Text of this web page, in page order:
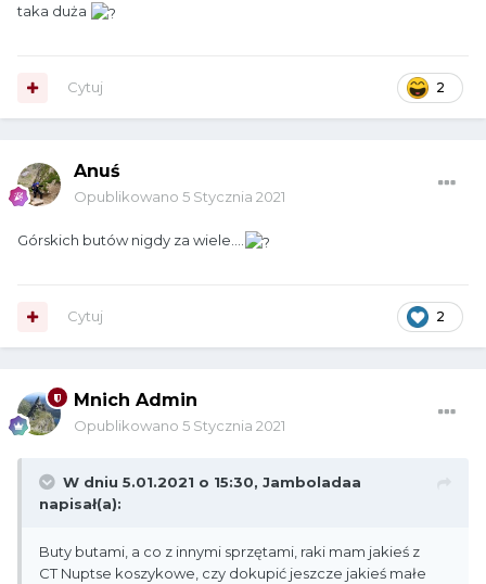
taka duża
2
Cytuj
Anuś
Opublikowano 5 Stycznia 2021
Górskich butów nigdy za wiele....
2
Cytuj
Mnich Admin
Opublikowano 5 Stycznia 2021
W dniu 5.01.2021 o 15:30, Jamboladaa
napisał(a):
Buty butami, a co z innymi sprzętami, raki mam jakieś z
CTNuptse koszykowe, czy dokupić jeszcze jakieś małe